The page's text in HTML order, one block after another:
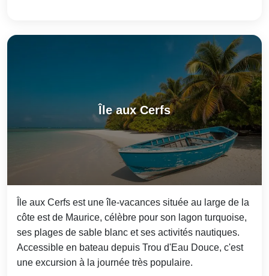
Île aux Cerfs
Île aux Cerfs est une île-vacances située au large de la
côte est de Maurice, célèbre pour son lagon turquoise,
ses plages de sable blanc et ses activités nautiques.
Accessible en bateau depuis Trou d'Eau Douce, c'est
une excursion à la journée très populaire.